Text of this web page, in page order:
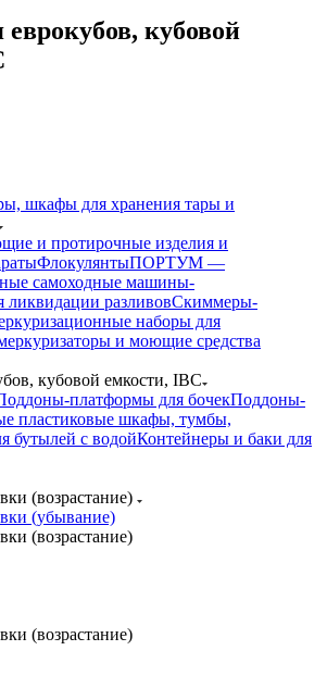
кубовой
шкафы для хранения тары и
и протирочные изделия и
ФлокулянтыПОРТУМ —
самоходные машины-
ликвидации разливовСкиммеры-
наборы для
и моющие средства
кубовой емкости, IBC
платформы для бочекПоддоны-
пластиковые шкафы, тумбы,
бутылей с водойКонтейнеры и баки для
(возрастание)
(убывание)
(возрастание)
(возрастание)